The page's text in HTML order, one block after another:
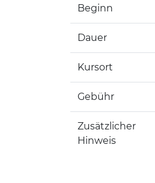
Beginn
Dauer
Kursort
Gebühr
Zusätzlicher
Hinweis